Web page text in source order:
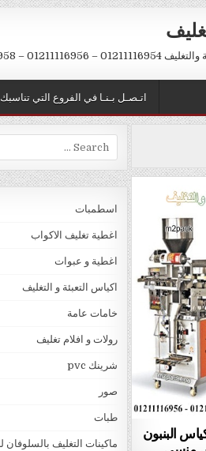
– 01211116958
اتـصـل بـنـا في الفروع التي تناسبك
البنبون
Search
for:
اسطمبات
اغطية تغليف الاكواب
اغطية و عبوات
اكياس التعبئة و التغليف
خامات عامة
رولات و افلام تغليف
شرينك pvc
صور
طبات